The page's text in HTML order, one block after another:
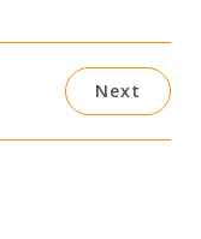
Next